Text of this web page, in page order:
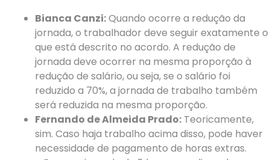
Bianca Canzi:Quando ocorre a redução da
jornada, o trabalhador deve seguir exatamente o
que está descrito no acordo. A redução de
jornada deve ocorrer na mesma proporção à
redução de salário, ou seja, se o salário foi
reduzido a 70%, a jornada de trabalho também
será reduzida na mesma proporção.
Fernando de Almeida Prado: Teoricamente,
sim. Caso haja trabalho acima disso, pode haver
necessidade de pagamento de horas extras.